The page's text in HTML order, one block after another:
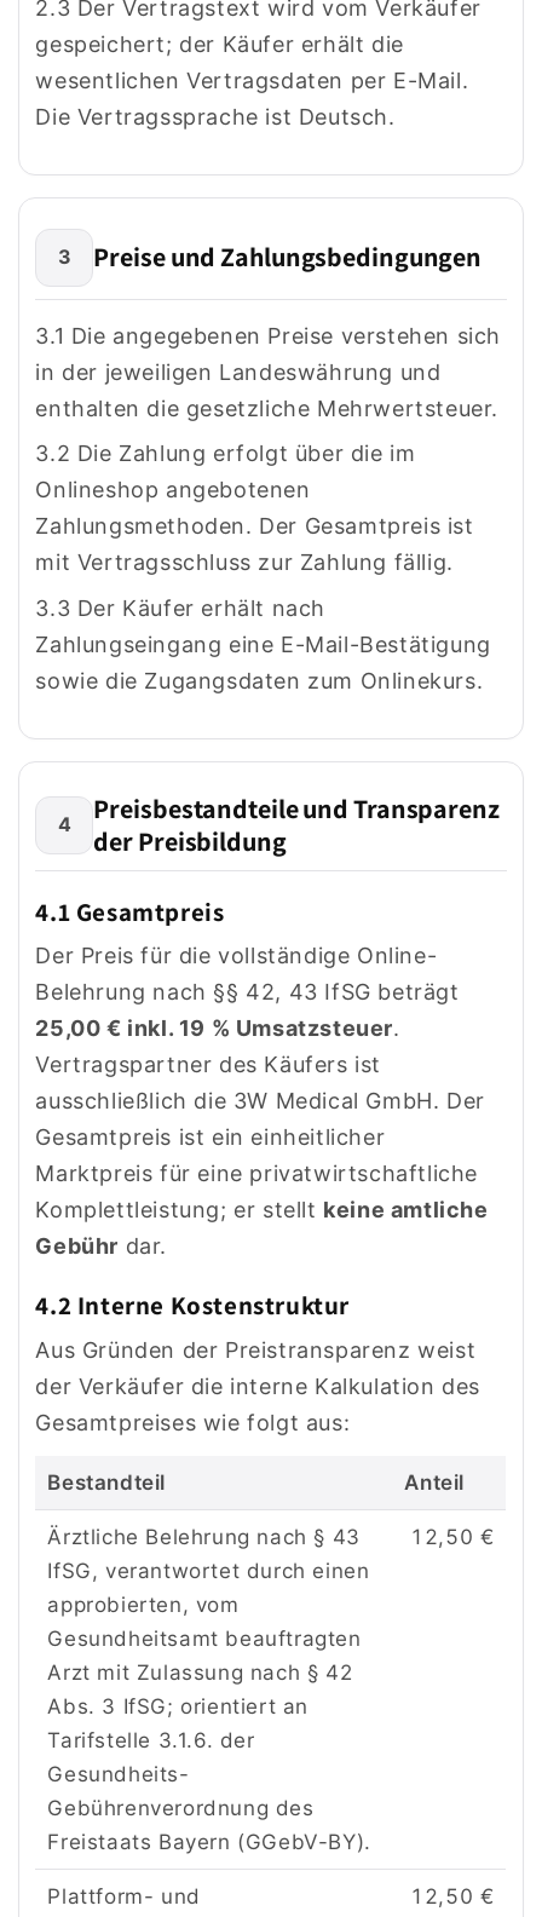
2.3 Der Vertragstext wird vom Verkäufer
gespeichert; der Käufer erhält die
wesentlichen Vertragsdaten per E-Mail.
Die Vertragssprache ist Deutsch.
3 Preise und Zahlungsbedingungen
3.1 Die angegebenen Preise verstehen sich
in der jeweiligen Landeswährung und
enthalten die gesetzliche Mehrwertsteuer.
3.2 Die Zahlung erfolgt über die im
Onlineshop angebotenen
Zahlungsmethoden. Der Gesamtpreis ist
mit Vertragsschluss zur Zahlung fällig.
3.3 Der Käufer erhält nach
Zahlungseingang eine E-Mail-Bestätigung
sowie die Zugangsdaten zum Onlinekurs.
4
Preisbestandteile und Transparenz
der Preisbildung
4.1 Gesamtpreis
Der Preis für die vollständige Online-
Belehrung nach §§ 42, 43 IfSG beträgt
25,00 € inkl. 19 % Umsatzsteuer.
Vertragspartner des Käufers ist
ausschließlich die 3W Medical GmbH. Der
Gesamtpreis ist ein einheitlicher
Marktpreis für eine privatwirtschaftliche
Komplettleistung; er stellt keine amtliche
Gebühr dar.
4.2 Interne Kostenstruktur
Aus Gründen der Preistransparenz weist
der Verkäufer die interne Kalkulation des
Gesamtpreises wie folgt aus:
Bestandteil Anteil
Ärztliche Belehrung nach § 43
IfSG, verantwortet durch einen
approbierten, vom
Gesundheitsamt beauftragten
Arzt mit Zulassung nach § 42
Abs. 3 IfSG; orientiert an
Tarifstelle 3.1.6. der
Gesundheits-
Gebührenverordnung des
Freistaats Bayern (GGebV-BY).
12,50 €
Plattform- und
12,50 €